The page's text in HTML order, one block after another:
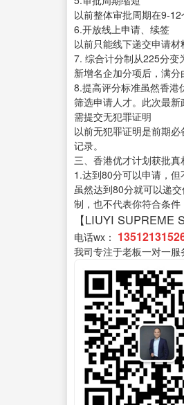
以前整体审批周期在9-
6.开放线上申请、续签
以前只能线下递交申请材
7. 综合计分制从225分变
新增名企加分项后，满分
8.提高评分标准虽然香港
筛选申请人才。此次最
需提交无犯罪证明
以前无犯罪证明是前期
记录。
三、香港优才计划获批真
1.达到80分可以申请，
虽然达到80分就可以递
制，也不代表你符合条件
【LIUYI SUPREME
电话wx：
我司专注于老板一对一服